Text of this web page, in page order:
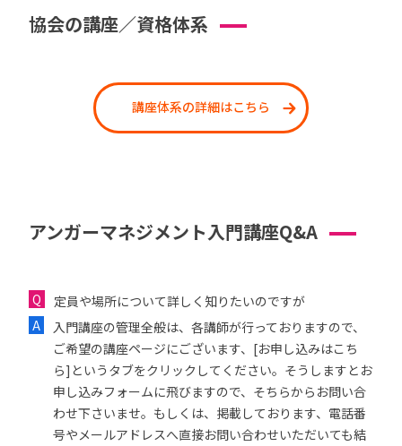
協会の講座／資格体系
講座体系の詳細はこちら
アンガーマネジメント入門講座Q&A
定員や場所について詳しく知りたいのですが
入門講座の管理全般は、各講師が行っておりますので、
ご希望の講座ページにございます、[お申し込みはこち
ら]というタブをクリックしてください。そうしますとお
申し込みフォームに飛びますので、そちらからお問い合
わせ下さいませ。もしくは、掲載しております、電話番
号やメールアドレスへ直接お問い合わせいただいても結